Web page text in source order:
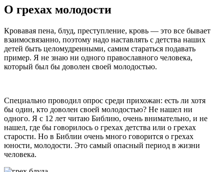
О грехах молодости
Кровавая пена, блуд, преступление, кровь — это все бывает
взаимосвязанно, поэтому надо наставлять с детства наших
детей быть целомудренными, самим стараться подавать
пример. Я не знаю ни одного православного человека,
который был бы доволен своей молодостью.
Специально проводил опрос среди прихожан: есть ли хотя
бы один, кто доволен своей молодостью? Не нашел ни
одного. Я с 12 лет читаю Библию, очень внимательно, и не
нашел, где бы говорилось о грехах детства или о грехах
старости. Но в Библии очень много говорится о грехах
юности, молодости. Это самый опасный период в жизни
человека.